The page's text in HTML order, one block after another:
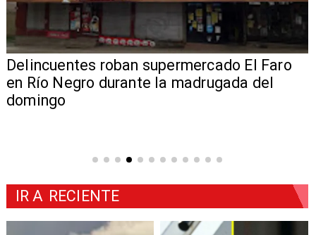
Delincuentes roban supermercado El Faro
en Río Negro durante la madrugada del
domingo
IR A RECIENTE